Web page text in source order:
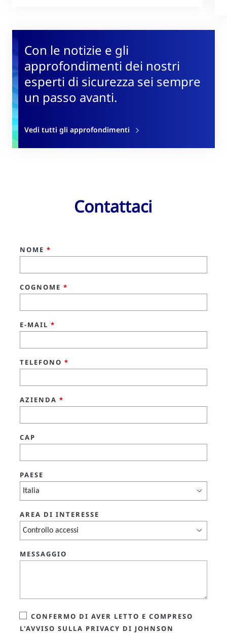
Con le notizie e gli
approfondimenti dei nostri
esperti di sicurezza sei sempre
un passo avanti.
Vedi tutti gli approfondimenti
Contattaci
NOME *
COGNOME *
E-MAIL *
TELEFONO *
AZIENDA *
CAP
PAESE
AREA DI INTERESSE
MESSAGGIO
CONFERMO DI AVER LETTO E COMPRESO
L'AVVISO SULLA PRIVACY DI JOHNSON